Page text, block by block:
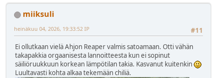
miiksuli
#11
heinäkuu 04, 2026, 19:33:52 IP
Ei ollutkaan vielä Ahjon Reaper valmis satoamaan. Otti vähän
takapakkia orgaanisesta lannoitteesta kun ei sopinut
säiliöruukkuun korkean lämpötilan takia. Kasvanut kuitenkin
Luultavasti kohta alkaa tekemään chiliä.